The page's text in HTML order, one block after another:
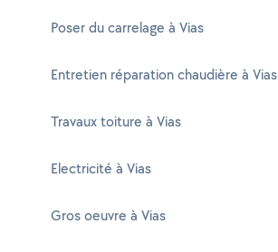
Poser du carrelage à Vias
Entretien réparation chaudière à Vias
Travaux toiture à Vias
Electricité à Vias
Gros oeuvre à Vias